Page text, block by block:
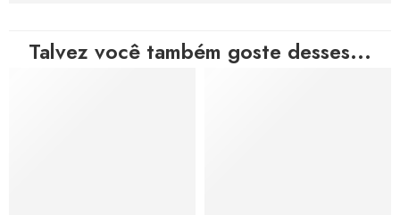
Talvez você também goste desses...